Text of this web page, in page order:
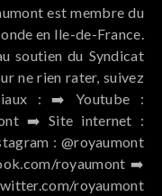
est membre du
en Ile-de-France.
soutien du Syndicat
ne rien rater, suivez
: ➡️ Youtube :
➡️ Site internet :
: @royaumont
royaumont ➡️
royaumont